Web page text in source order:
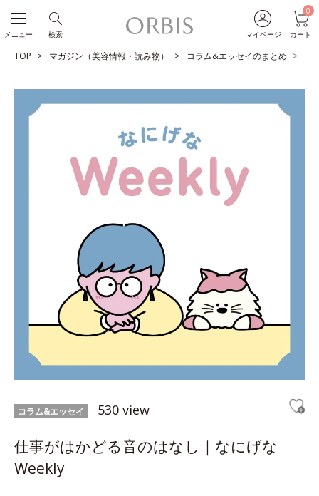
マイページ
0
カート
検索
メニュー
TOP マガジン（美容情報・読み物） コラム&エッセイのまとめ
コラム&エッセイ 530 view
仕事がはかどる音のはなし｜なにげな
Weekly